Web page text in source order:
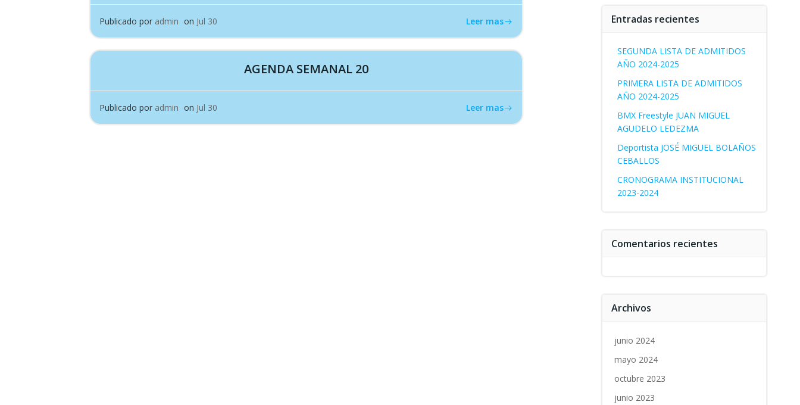
Publicado por admin on Jul 30 Leer mas
AGENDA SEMANAL 20
Publicado por admin on Jul 30 Leer mas
Entradas recientes
SEGUNDA LISTA DE ADMITIDOS
AÑO 2024-2025
PRIMERA LISTA DE ADMITIDOS
AÑO 2024-2025
BMX Freestyle JUAN MIGUEL
AGUDELO LEDEZMA
Deportista JOSÉ MIGUEL BOLAÑOS
CEBALLOS
CRONOGRAMA INSTITUCIONAL
2023-2024
Comentarios recientes
Archivos
junio 2024
mayo 2024
octubre 2023
junio 2023